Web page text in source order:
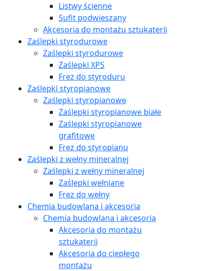
Listwy ścienne
Sufit podwieszany
Akcesoria do montażu sztukaterii
Zaślepki styrodurowe
Zaślepki styrodurowe
Zaślepki XPS
Frez do styroduru
Zaślepki styropianowe
Zaślepki styropianowe
Zaślepki styropianowe białe
Zaślepki styropianowe
grafitowe
Frez do styropianu
Zaślepki z wełny mineralnej
Zaślepki z wełny mineralnej
Zaślepki wełniane
Frez do wełny
Chemia budowlana i akcesoria
Chemia budowlana i akcesoria
Akcesoria do montażu
sztukaterii
Akcesoria do ciepłego
montażu